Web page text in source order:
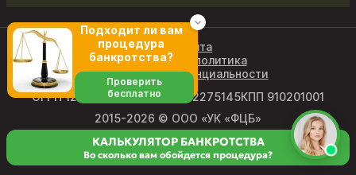
ОГРН 1219100011327ИНН 9102275145КПП 910201001
2015-2026 © ООО «УК «ФЦБ»
Карта сайта
Редакционная политика
Политика конфиденциальности
КАЛЬКУЛЯТОР БАНКРОТСТВА
Во сколько вам обойдется процедура?
Подходит ли вам
процедура
банкротства?
Проверить
бесплатно